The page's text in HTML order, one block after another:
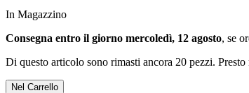
In Magazzino
Consegna entro il giorno mercoledì, 12 agosto, se
Di questo articolo sono rimasti ancora 20 pezzi.
Nel Carrello